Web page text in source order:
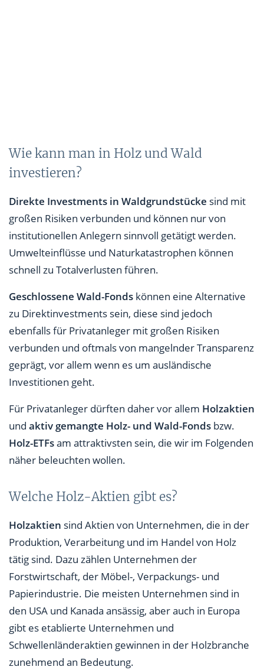
Wie kann man in Holz und Wald
investieren?
Direkte Investments in Waldgrundstücke sind mit
großen Risiken verbunden und können nur von
institutionellen Anlegern sinnvoll getätigt werden.
Umwelteinflüsse und Naturkatastrophen können
schnell zu Totalverlusten führen.
Geschlossene Wald-Fonds können eine Alternative
zu Direktinvestments sein, diese sind jedoch
ebenfalls für Privatanleger mit großen Risiken
verbunden und oftmals von mangelnder Transparenz
geprägt, vor allem wenn es um ausländische
Investitionen geht.
Für Privatanleger dürften daher vor allem Holzaktien
und aktiv gemangte Holz- und Wald-Fonds bzw.
Holz-ETFsam attraktivsten sein, die wir im Folgenden
näher beleuchten wollen.
Welche Holz-Aktien gibt es?
Holzaktien sind Aktien von Unternehmen, die in der
Produktion, Verarbeitung und im Handel von Holz
tätig sind. Dazu zählen Unternehmen der
Forstwirtschaft, der Möbel-, Verpackungs- und
Papierindustrie. Die meisten Unternehmen sind in
den USA und Kanada ansässig, aber auch in Europa
gibt es etablierte Unternehmen und
Schwellenländeraktien gewinnen in der Holzbranche
zunehmend an Bedeutung.